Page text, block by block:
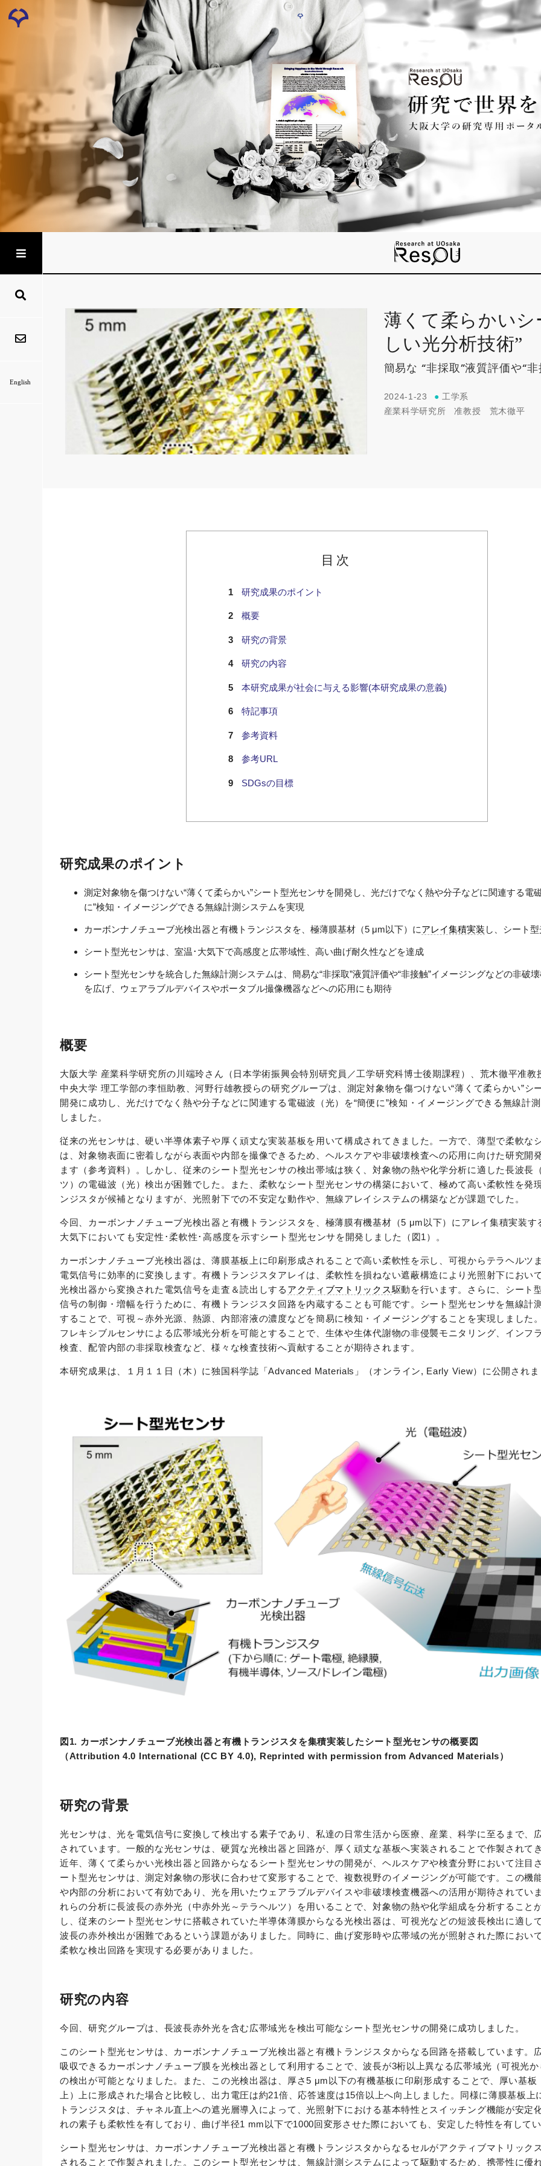
English
薄くて柔らかい
しい光分析技術”
簡易な “非採取”液質評価や“
2024-1-23 ● 工学系
産業科学研究所
准教授 荒木徹平
目次
研究成果のポイント
概要
研究の背景
研究の内容
本研究成果が社会に与える影響(本研究成果の意義)
特記事項
参考資料
参考URL
SDGsの目標
研究成果のポイント
測定対象物を傷つけない“薄くて柔らかい”シート型光センサを開発し、光だけでなく熱や分子などに関連する電
に”検知・イメージングできる無線計測システムを実現
カーボンナノチューブ光検出器と有機トランジスタを、極薄膜基材（5 μm以下）にアレイ集積実装 し、シート
シート型光センサは、室温･大気下で高感度と広帯域性、高い曲げ耐久性などを達成
シート型光センサを統合した無線計測システムは、簡易な“非採取”液質評価や“非接触”イメージングなどの非破
を広げ、ウェアラブルデバイスやポータブル撮像機器などへの応用にも期待
概要
大阪大学 産業科学研究所の川端玲さん（日本学術振興会特別研究員／工学研究科博士後期課程）、荒木徹平准教
中央大学 理工学部の李恒助教、河野行雄教授らの研究グループは、測定対象物を傷つけない“薄くて柔らかい”シ
開発に成功し、光だけでなく熱や分子などに関連する電磁波（光）を“簡便に”検知・イメージングできる無線計
しました。
従来の光センサは、硬い半導体素子や厚く頑丈な実装基板を用いて構成されてきました。一方で、薄型で柔軟な
は、対象物表面に密着しながら表面や内部を撮像できるため、ヘルスケアや非破壊検査への応用に向けた研究開
ます（参考資料）。しかし、従来のシート型光センサの検出帯域は狭く、対象物の熱や化学分析に適した長波長
ツ）の電磁波（光）検出が困難でした。また、柔軟なシート型光センサの構築において、極めて高い柔軟性を発
ンジスタが候補となりますが、光照射下での不安定な動作や、無線アレイシステムの構築などが課題でした。
今回、カーボンナノチューブ光検出器と有機トランジスタを、極薄膜有機基材（5 μm以下）にアレイ集積実装す
大気下においても安定性･柔軟性･高感度を示すシート型光センサを開発しました（図1）。
カーボンナノチューブ光検出器は、薄膜基板上に印刷形成されることで高い柔軟性を示し、可視からテラヘルツ
電気信号に効率的に変換します。有機トランジスタアレイは、柔軟性を損ねない遮蔽構造により光照射下におい
光検出器から変換された電気信号を走査＆読出しする アクティブマトリックス駆動を行います。さらに、シート
信号の制御・増幅を行うために、有機トランジスタ回路を内蔵することも可能です。シート型光センサを無線計
することで、可視～赤外光源、熱源、内部溶液の濃度などを簡易に検知・イメージングすることを実現しました
フレキシブルセンサによる広帯域光分析を可能とすることで、生体や生体代謝物の非侵襲モニタリング、インフ
検査、配管内部の非採取検査など、様々な検査技術へ貢献することが期待されます。
本研究成果は、１月１１日（木）に独国科学誌「Advanced Materials」（オンライン, Early View）に公開され
図1. カーボンナノチューブ光検出器と有機トランジスタを集積実装したシート型光センサの概要図
（Attribution 4.0 International (CC BY 4.0), Reprinted with permission from Advanced Materials）
研究の背景
光センサは、光を電気信号に変換して検出する素子であり、私達の日常生活から医療、産業、科学に至るまで、
されています。一般的な光センサは、硬質な光検出器と回路が、厚く頑丈な基板へ実装されることで作製されて
近年、薄くて柔らかい光検出器と回路からなるシート型光センサの開発が、ヘルスケアや検査分野において注目
ート型光センサは、測定対象物の形状に合わせて変形することで、複数視野のイメージングが可能です。この機
や内部の分析において有効であり、光を用いたウェアラブルデバイスや非破壊検査機器への活用が期待されてい
れらの分析に長波長の赤外光（中赤外光～テラヘルツ）を用いることで、対象物の熱や化学組成を分析すること
し、従来のシート型光センサに搭載されていた半導体薄膜からなる光検出器は、可視光などの短波長検出に適し
波長の赤外検出が困難であるという課題がありました。同時に、曲げ変形時や広帯域の光が照射された際におい
柔軟な検出回路を実現する必要がありました。
研究の内容
今回、研究グループは、長波長赤外光を含む広帯域光を検出可能なシート型光センサの開発に成功しました。
このシート型光センサは、カーボンナノチューブ光検出器と有機トランジスタからなる回路を搭載しています。
吸収できるカーボンナノチューブ膜を光検出器として利用することで、波長が3桁以上異なる広帯域光（可視光
の検出が可能となりました。また、この光検出器は、厚さ5 μm以下の有機基板に印刷形成することで、厚い基
上）上に形成された場合と比較し、出力電圧は約21倍、応答速度は15倍以上へ向上しました。同様に薄膜基板上
トランジスタは、チャネル直上への遮光層導入によって、光照射下における基本特性とスイッチング機能が安定
れの素子も柔軟性を有しており、曲げ半径1 mm以下で1000回変形させた際においても、安定した特性を有して
シート型光センサは、カーボンナノチューブ光検出器と有機トランジスタからなるセルがアクティブマトリック
されることで作製されました。このシート型光センサは、無線計測システムによって駆動するため、携帯性に優